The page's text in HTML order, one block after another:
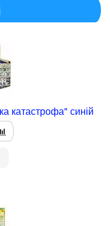
катастрофа" синій